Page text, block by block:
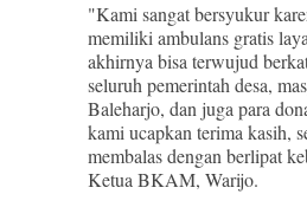
"Kami sangat bersyukur
memiliki ambulans gratis
akhirnya bisa terwujud
seluruh pemerintah desa,
Baleharjo, dan juga para
kami ucapkan terima kasih,
membalas dengan berlipat
Ketua BKAM, Warijo.